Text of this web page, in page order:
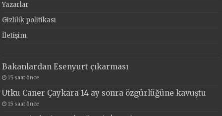
Yazarlar
Gizlilik politikası
İletişim
Bakanlardan Esenyurt çıkarması
15 saat önce
Utku Caner Çaykara 14 ay sonra özgürlüğüne kavuştu
15 saat önce